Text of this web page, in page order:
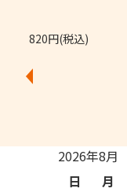
820円(税込)
2026年8月
日
月